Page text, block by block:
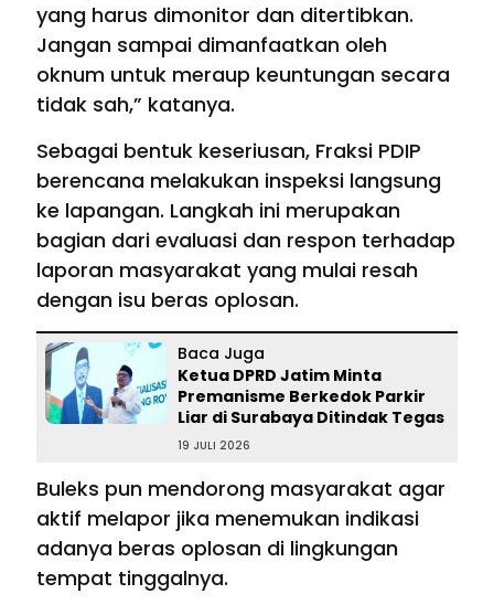
yang harus dimonitor dan ditertibkan.
Jangan sampai dimanfaatkan oleh
oknum untuk meraup keuntungan secara
tidak sah,” katanya.
Sebagai bentuk keseriusan, Fraksi PDIP
berencana melakukan inspeksi langsung
ke lapangan. Langkah ini merupakan
bagian dari evaluasi dan respon terhadap
laporan masyarakat yang mulai resah
dengan isu beras oplosan.
Baca Juga
Ketua DPRD Jatim Minta
Premanisme Berkedok Parkir
Liar di Surabaya Ditindak Tegas
19 JULI 2026
Buleks pun mendorong masyarakat agar
aktif melapor jika menemukan indikasi
adanya beras oplosan di lingkungan
tempat tinggalnya.